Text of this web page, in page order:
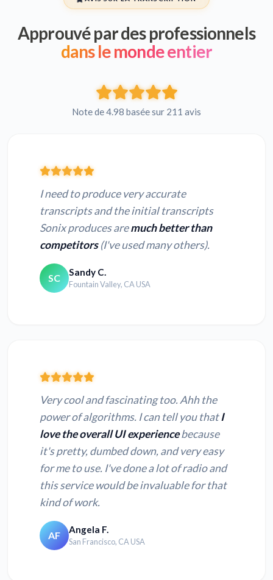
Approuvé par des professionnels
dans le monde entier
Note de 4.98 basée sur 211 avis
I need to produce very accurate
transcripts and the initial transcripts
Sonix produces aremuch better than
competitors(I've used many others).
SC Sandy C.
Fountain Valley, CA USA
Very cool and fascinating too. Ahh the
power of algorithms. I can tell you thatI
love the overall UI experiencebecause
it's pretty, dumbed down, and very easy
for me to use. I've done a lot of radio and
this service would be invaluable for that
kind of work.
AF Angela F.
San Francisco, CA USA